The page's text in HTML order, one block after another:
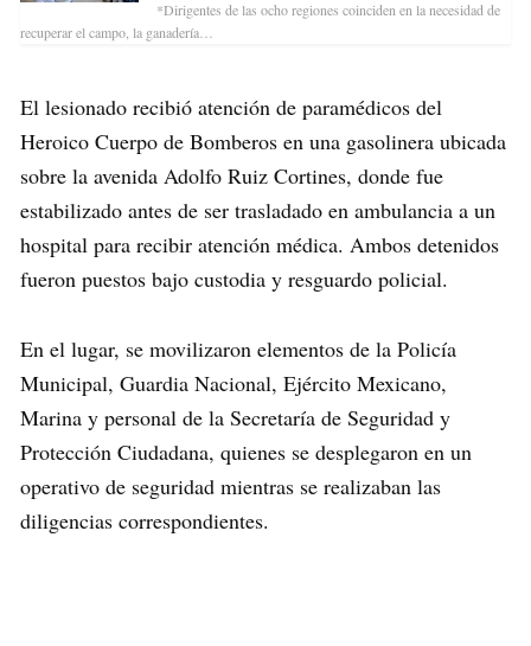
*Dirigentes de las ocho regiones coinciden en la necesidad de
recuperar el campo, la ganadería…
El lesionado recibió atención de paramédicos del
Heroico Cuerpo de Bomberos en una gasolinera ubicada
sobre la avenida Adolfo Ruiz Cortines, donde fue
estabilizado antes de ser trasladado en ambulancia a un
hospital para recibir atención médica. Ambos detenidos
fueron puestos bajo custodia y resguardo policial.
En el lugar, se movilizaron elementos de la Policía
Municipal, Guardia Nacional, Ejército Mexicano,
Marina y personal de la Secretaría de Seguridad y
Protección Ciudadana, quienes se desplegaron en un
operativo de seguridad mientras se realizaban las
diligencias correspondientes.